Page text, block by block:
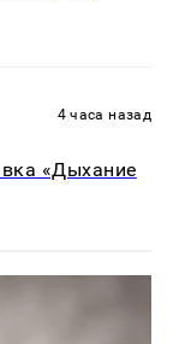
4 часа назад
«Дыхание